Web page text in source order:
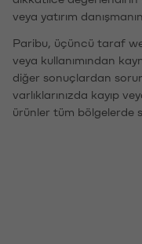
veya yatırım
Paribu, üçüncü taraf
veya kullanımından
diğer sonuçlardan
varlıklarınızda kayıp
ürünler tüm bölgelerde